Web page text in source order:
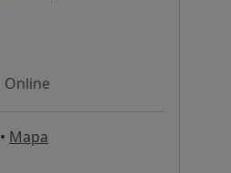
Online
• Mapa